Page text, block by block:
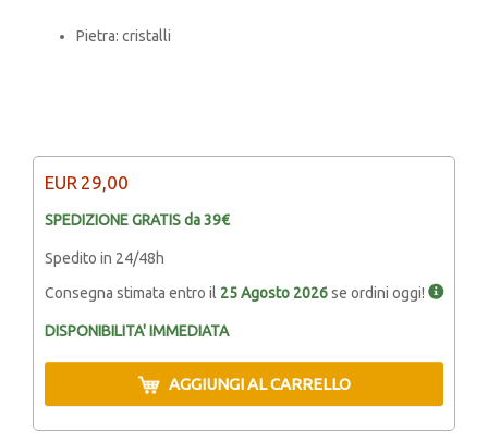
Pietra: cristalli
EUR 29,00
SPEDIZIONE GRATIS da 39€
Spedito in 24/48h
Consegna stimata entro il 25 Agosto 2026se ordini oggi!
DISPONIBILITA' IMMEDIATA
AGGIUNGI AL CARRELLO